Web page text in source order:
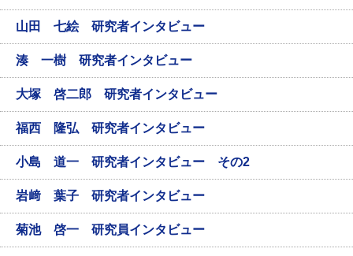
山田 七絵 研究者インタビュー
湊 一樹 研究者インタビュー
大塚 啓二郎 研究者インタビュー
福西 隆弘 研究者インタビュー
小島 道一 研究者インタビュー その2
岩﨑 葉子 研究者インタビュー
菊池 啓一 研究員インタビュー